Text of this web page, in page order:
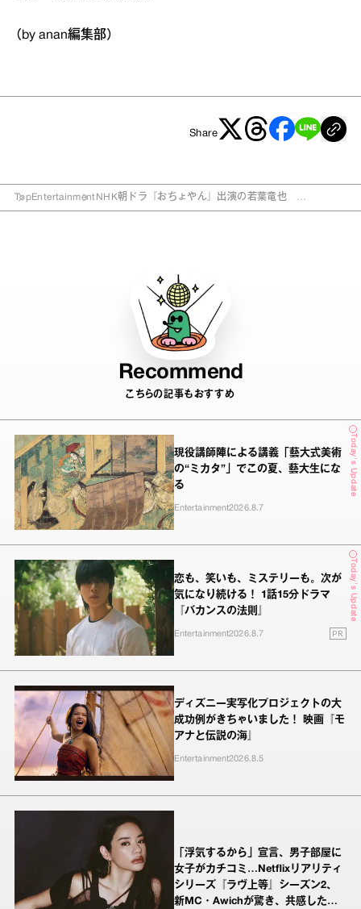
（by anan編集部）
Share
TopEntertainment NHK朝ドラ『おちょやん』出演の若葉竜也
Recommend
こちらの記事もおすすめ
Today's Update
現役講師陣による講義「藝大式美術
の“ミカタ”」でこの夏、藝大生にな
る
Entertainment2026.8.7
Today's Update
恋も、笑いも、ミステリーも。次が
気になり続ける！ 1話15分ドラマ
『バカンスの法則』
Entertainment2026.8.7 PR
ディズニー実写化プロジェクトの大
成功例がきちゃいました！ 映画『モ
アナと伝説の海』
Entertainment2026.8.5
「浮気するから」宣言、男子部屋に
女子がカチコミ…Netflixリアリティ
シリーズ『ラヴ上等』シーズン2、
新MC・Awichが驚き、共感したヤ